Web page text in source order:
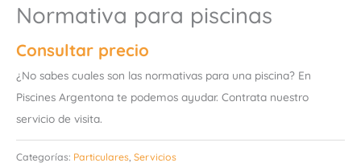
Normativa para piscinas
Consultar precio
¿No sabes cuales son las normativas para una piscina? En
Piscines Argentona te podemos ayudar. Contrata nuestro
servicio de visita.
Categorías: Particulares Servicios